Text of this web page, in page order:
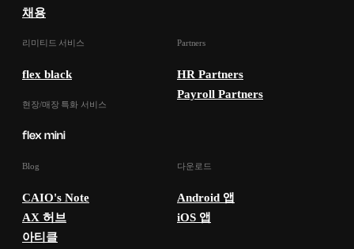
채용
리미티드 서비스
flex black
현장/매장 특화 서비스
Partners
HR Partners
Payroll Partners
Blog
CAIO's Note
AX 허브
아티클
다운로드
Android 앱
iOS 앱